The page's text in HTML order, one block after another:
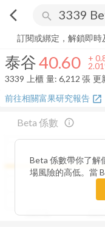
arrow_back_ios search
泰谷 40.60+ 2.01%
訂閱或綁定，解鎖即時
泰谷40.60 +
3339
上櫃 量: 6,212 張 更
前往相關富果研究報告 open_in_new
Beta 係數 info_outline
Beta 係數帶你了解
場風險的高低。當
更劇烈，屬於高風
示波動相對穩定，